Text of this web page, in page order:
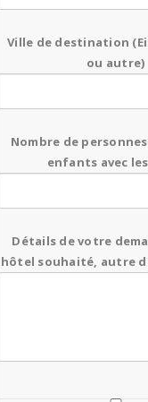
Ville de destination
ou autre)
Nombre de
enfants avec
Détails de votre
hôtel souhaité, autre